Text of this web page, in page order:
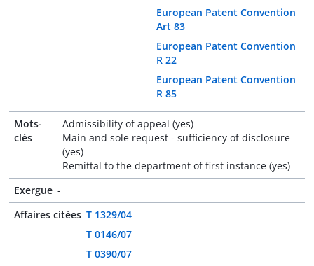
European Patent Convention
Art 83
European Patent Convention
R 22
European Patent Convention
R 85
Mots-
clés
Admissibility of appeal (yes)
Main and sole request - sufficiency of disclosure
(yes)
Remittal to the department of first instance (yes)
Exergue -
Affaires citées T 1329/04
T 0146/07
T 0390/07